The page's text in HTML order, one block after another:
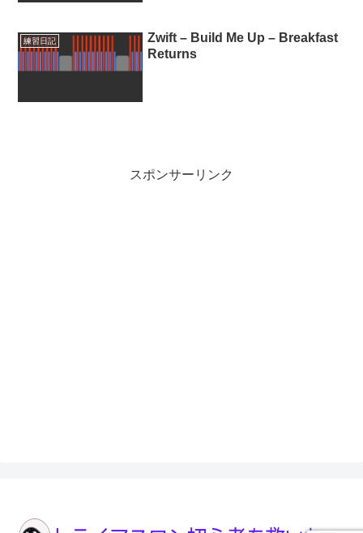
練習日記
Zwift – Build Me Up – Breakfast
Returns
スポンサーリンク